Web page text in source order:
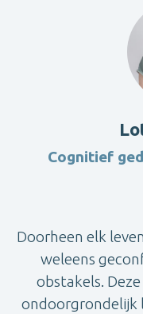
Cognitief
Doorheen elk
weleens
obstakels.
ondoorgrondelijk